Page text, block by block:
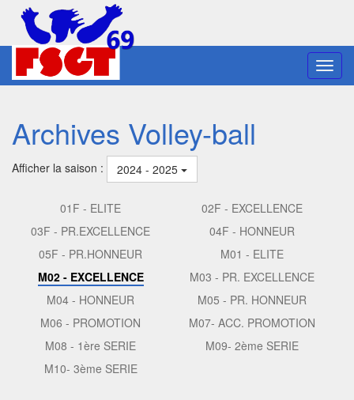
Archives Volley-ball
Afficher la saison : 2024 - 2025
01F - ELITE
02F - EXCELLENCE
03F - PR.EXCELLENCE
04F - HONNEUR
05F - PR.HONNEUR
M01 - ELITE
M02 - EXCELLENCE
M03 - PR. EXCELLENCE
M04 - HONNEUR
M05 - PR. HONNEUR
M06 - PROMOTION
M07- ACC. PROMOTION
M08 - 1ère SERIE
M09- 2ème SERIE
M10- 3ème SERIE